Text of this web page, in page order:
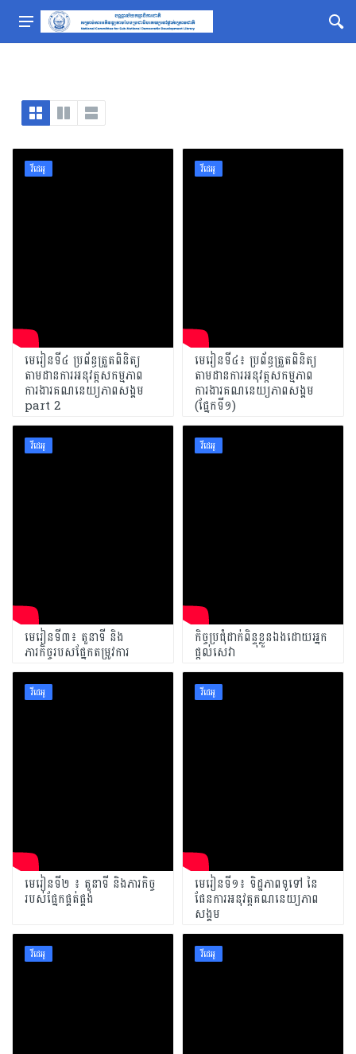
វីដេអូ
មេរៀនទី៤ ប្រព័ន្ធត្រួតពិនិត្យ
តាមដានការអនុវត្តសកម្មភាព
ការងារគណនេយ្យភាពសង្គម
part 2
វីដេអូ
មេរៀនទី៤៖ ប្រព័ន្ធត្រួតពិនិត្យ
តាមដានការអនុវត្តសកម្មភាព
ការងារគណនេយ្យភាពសង្គម
(ផ្នែកទី១)
វីដេអូ
មេរៀនទី៣៖ តួនាទី និង
ភារកិច្ចរបសផ្នែកតម្រូវការ
វីដេអូ
កិច្ចប្រជុំដាក់ពិន្ទុខ្លួនឯងដោយអ្នក
ផ្តល់សេវា
វីដេអូ
មេរៀនទី២ ៖ តួនាទី និងភារកិច្ច
របស់ផ្នែកផ្គត់ផ្គង់
វីដេអូ
មេរៀនទី១៖ ទិដ្ឋភាពទូទៅ នៃ
ផែនការអនុវត្តគណនេយ្យភាព
សង្គម
វីដេអូ វីដេអូ